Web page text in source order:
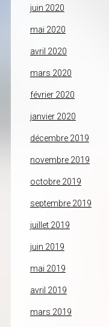
juin 2020
mai 2020
avril 2020
mars 2020
février 2020
janvier 2020
décembre 2019
novembre 2019
octobre 2019
septembre 2019
juillet 2019
juin 2019
mai 2019
avril 2019
mars 2019